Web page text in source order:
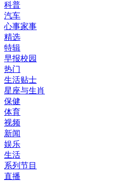
科普
汽车
心事家事
精选
特辑
早报校园
热门
生活贴士
星座与生肖
保健
体育
视频
新闻
娱乐
生活
系列节目
直播